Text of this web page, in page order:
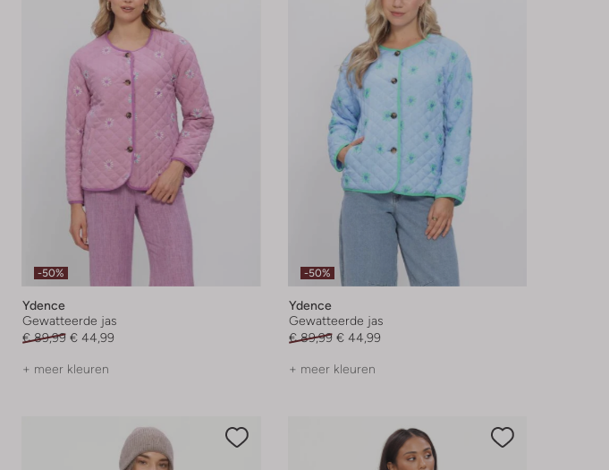
-50%
Ydence
Gewatteerde jas
€ 89,99 € 44,99
+ meer kleuren
-50%
Ydence
Gewatteerde jas
€ 89,99 € 44,99
+ meer kleuren